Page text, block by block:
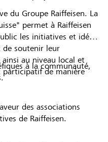
du Groupe Raiffeisen. La
permet à Raiffeisen
les initiatives et idées
de soutenir leur
au niveau local et
de manière
à la communauté,
des associations
de Raiffeisen.